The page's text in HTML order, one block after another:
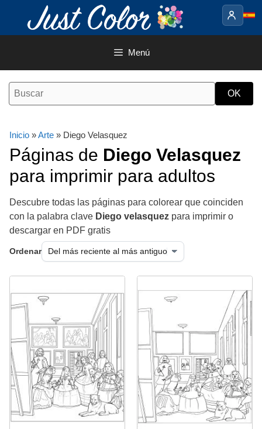
contenido
Menú
Inicio »Arte » Diego Velasquez
Páginas de Diego Velasquez
para imprimir para adultos
Descubre todas las páginas para colorear que coinciden
con la palabra clave Diego velasquez para imprimir o
descargar en PDF gratis
Ordenar